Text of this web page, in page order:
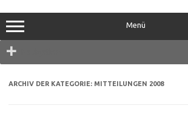
Menü
ARCHIV DER KATEGORIE: MITTEILUNGEN 2008